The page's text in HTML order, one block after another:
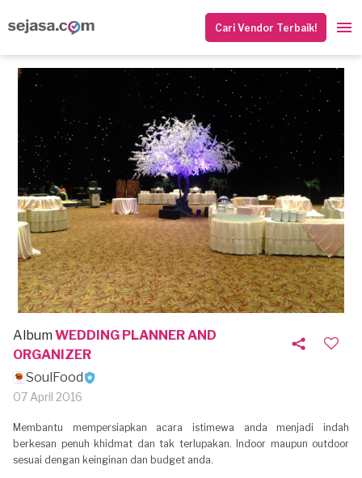
Cari Vendor Terbaik!
Album WEDDING PLANNER AND
ORGANIZER
SoulFood
07 April 2016
Membantu mempersiapkan acara istimewa anda menjadi indah
berkesan penuh khidmat dan tak terlupakan. Indoor maupun outdoor
sesuai dengan keinginan dan budget anda.